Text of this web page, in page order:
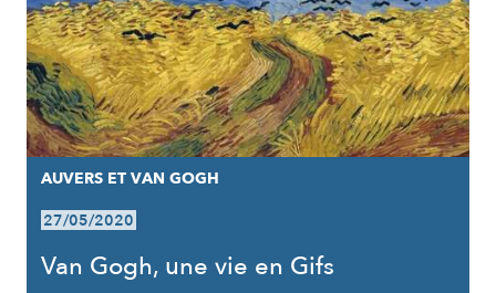
AUVERS ET VAN GOGH
27/05/2020
Van Gogh, une vie en Gifs